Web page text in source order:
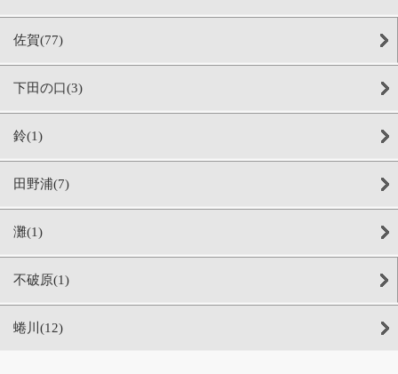
佐賀(77)
下田の口(3)
鈴(1)
田野浦(7)
灘(1)
不破原(1)
蜷川(12)